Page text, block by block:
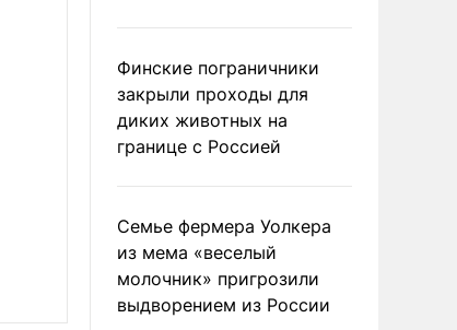
Финские пограничники
закрыли проходы для
диких животных на
границе с Россией
Семье фермера Уолкера
из мема «веселый
молочник» пригрозили
выдворением из России